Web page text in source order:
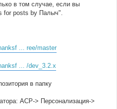
в том случае, если вы
for posts by Палыч".
... ree/master
... /dev_3.2.x
в папку
АСР-> Персонализация->